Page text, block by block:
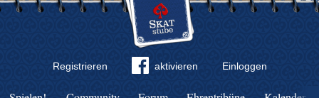
Registrieren aktivieren Einloggen